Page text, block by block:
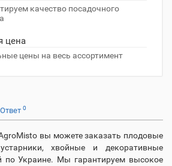
качество посадочного
цена
цены на весь ассортимент
0
вы можете заказать плодовые
хвойные и декоративные
по Украине. Мы гарантируем высокое